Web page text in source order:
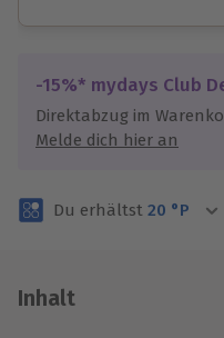
Jeder Gutschein für
Maximale Sicherheit
3 Jahre gültig &
-15%* mydays Club
Direktabzug im
Melde dich hier an
Du erhältst 20 °P
Inhalt